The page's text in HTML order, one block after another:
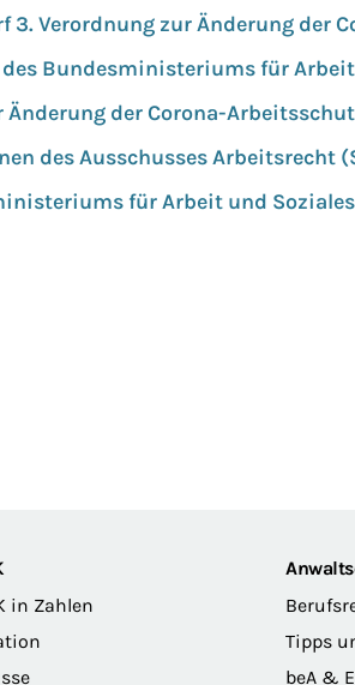
3. Verordnung zur Änderung der
Bundesministeriums für Arbeit
Änderung der Corona-
des Ausschusses Arbeitsrecht
für Arbeit und Soziales
in Zahlen
Tipps
beA &